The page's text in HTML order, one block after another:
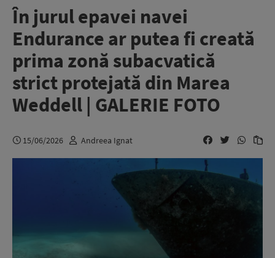
În jurul epavei navei
Endurance ar putea fi creată
prima zonă subacvatică
strict protejată din Marea
Weddell | GALERIE FOTO
15/06/2026 Andreea Ignat